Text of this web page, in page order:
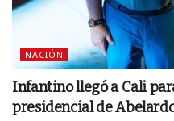
NACIÓN
Infantino llegó a Cali
presidencial de